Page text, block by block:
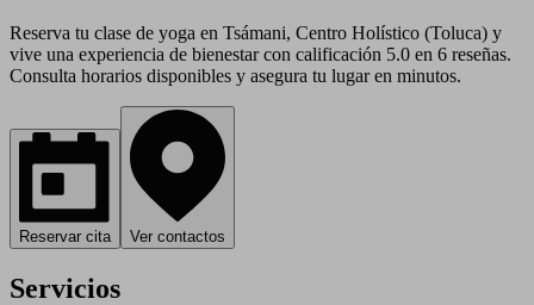
Reserva tu clase de yoga en Tsámani, Centro Holístico (Toluca) y
vive una experiencia de bienestar con calificación 5.0 en 6 reseñas.
Consulta horarios disponibles y asegura tu lugar en minutos.
Reservar cita Ver contactos
Servicios